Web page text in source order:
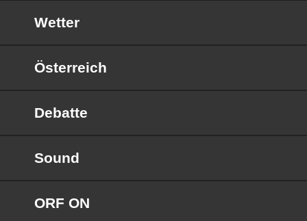
Wetter
Österreich
Debatte
Sound
ORF ON